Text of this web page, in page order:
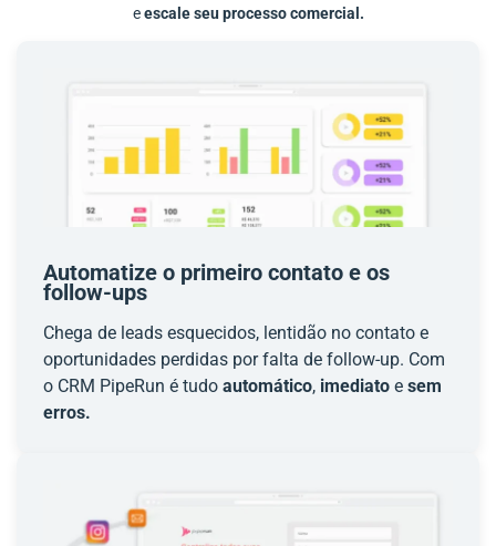
eescale seu processo comercial.
Automatize o primeiro contato e os
follow-ups
Chega de leads esquecidos, lentidão no contato e
oportunidades perdidas por falta de follow-up. Com
o CRM PipeRun é tudo automático, imediato e sem
erros.